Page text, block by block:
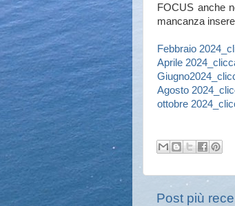
FOCUS anche
mancanza
Febbraio
Aprile
Agosto
ottobre
Post più